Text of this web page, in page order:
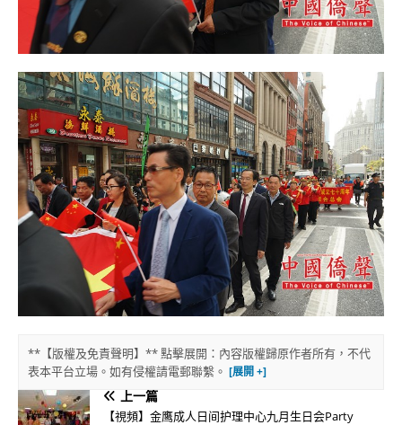
**【版權及免責聲明】** 點擊展開：內容版權歸原作者所有，不代
表本平台立場。如有侵權請電郵聯繫。
上一篇
【視頻】金鹰成人日间护理中心九月生日会Party